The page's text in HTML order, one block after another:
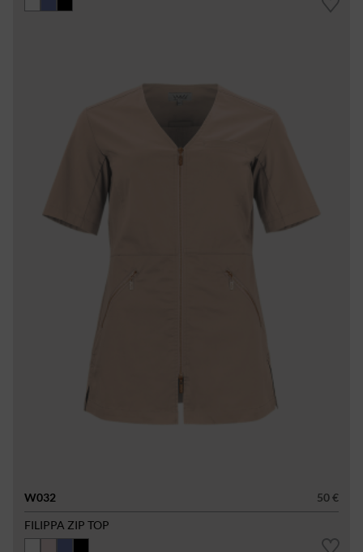
W032
50 €
FILIPPA ZIP TOP